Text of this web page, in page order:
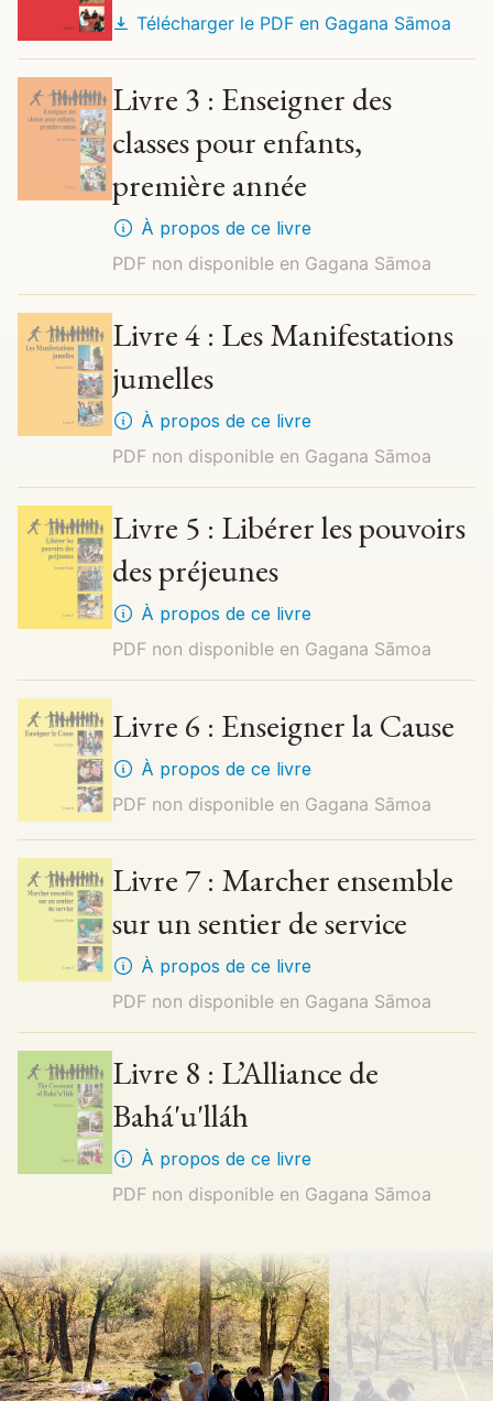
Télécharger le PDF en Gagana Sāmoa
Livre 3 : Enseigner des
classes pour enfants,
première année
À propos de ce livre
PDF non disponible en Gagana Sāmoa
Livre 4 : Les Manifestations
jumelles
À propos de ce livre
PDF non disponible en Gagana Sāmoa
Livre 5 : Libérer les pouvoirs
des préjeunes
À propos de ce livre
PDF non disponible en Gagana Sāmoa
Livre 6 : Enseigner la Cause
À propos de ce livre
PDF non disponible en Gagana Sāmoa
Livre 7 : Marcher ensemble
sur un sentier de service
À propos de ce livre
PDF non disponible en Gagana Sāmoa
Livre 8 : L’Alliance de
Bahá'u'lláh
À propos de ce livre
PDF non disponible en Gagana Sāmoa